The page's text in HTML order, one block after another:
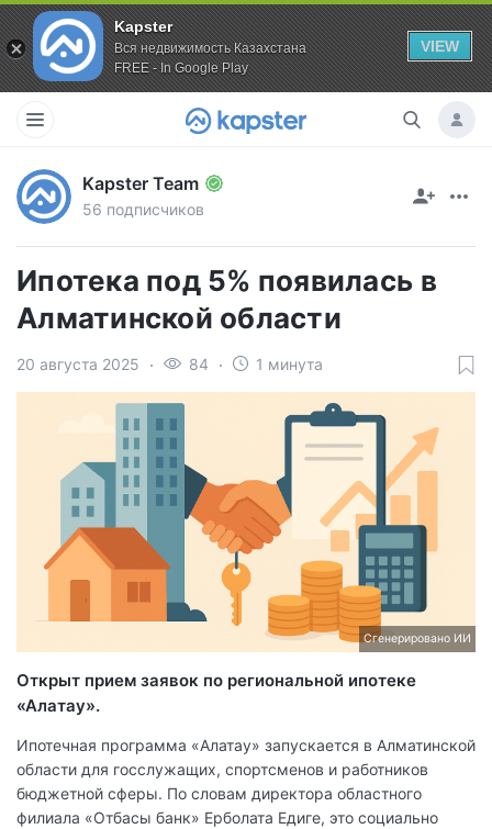
Kapster
Вся недвижимость Казахстана
FREE - In Google Play
VIEW
Kapster Team
56 подписчиков
Ипотека под 5% появилась в
Алматинской области
20 августа 2025 84 1 минута
Сгенерировано ИИ
Открыт прием заявок по региональной ипотеке
«Алатау».
Ипотечная программа «Алатау» запускается в Алматинской
области для госслужащих, спортсменов и работников
бюджетной сферы. По словам директора областного
филиала «Отбасы банк» Ерболата Едиге, это социально